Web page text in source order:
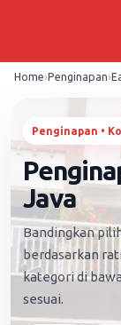
Home›Penginapan›
Penginapan •
Java
Bandingkan
berdasarkan
kategori di
sesuai.